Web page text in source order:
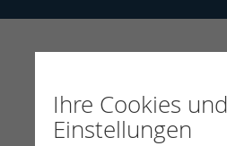
Ihre Cookies
Einstellungen